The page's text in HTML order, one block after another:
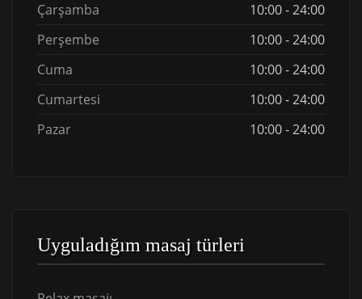
Çarşamba
10:00 - 24:00
Perşembe
10:00 - 24:00
Cuma
10:00 - 24:00
Cumartesi
10:00 - 24:00
Pazar
10:00 - 24:00
Uyguladığım masaj türleri